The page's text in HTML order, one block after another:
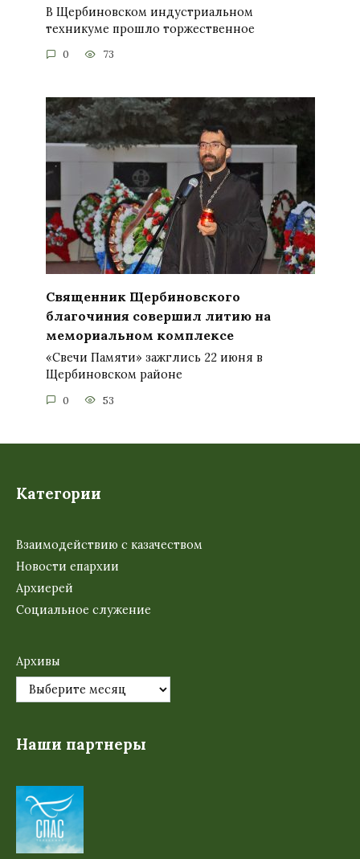
В Щербиновском индустриальном
техникуме прошло торжественное
0 73
Священник Щербиновского
благочиния совершил литию на
мемориальном комплексе
«Свечи Памяти» зажглись 22 июня в
Щербиновском районе
0 53
Категории
Взаимодействию с казачеством
Новости епархии
Архиерей
Социальное служение
Архивы
Наши партнеры